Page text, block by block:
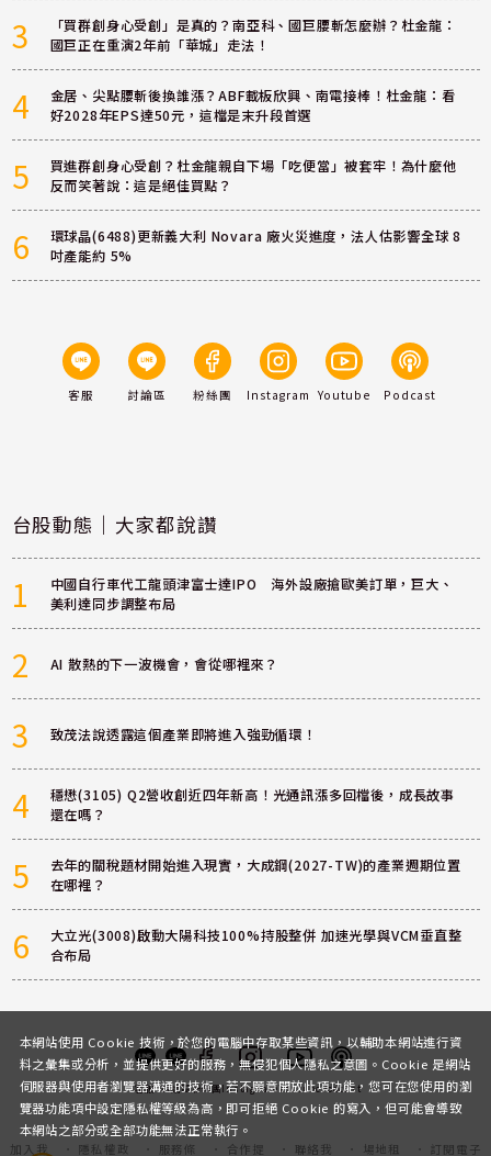
3
「買群創身心受創」是真的？南亞科、國巨腰斬怎麼辦？杜金龍：
國巨正在重演2年前「華城」走法！
4
金居、尖點腰斬後換誰漲？ABF載板欣興、南電接棒！杜金龍：看
好2028年EPS達50元，這檔是末升段首選
5
買進群創身心受創？杜金龍親自下場「吃便當」被套牢！為什麼他
反而笑著說：這是絕佳買點？
6
環球晶(6488)更新義大利 Novara 廠火災進度，法人估影響全球 8
吋產能約 5%
客服 討論區 粉絲團 Instagram Youtube Podcast
台股動態｜大家都說讚
1
中國自行車代工龍頭津富士達IPO 海外設廠搶歐美訂單，巨大、
美利達同步調整布局
2 AI 散熱的下一波機會，會從哪裡來？
3 致茂法說透露這個產業即將進入強勁循環！
4
穩懋(3105) Q2營收創近四年新高！光通訊漲多回檔後，成長故事
還在嗎？
5
去年的關稅題材開始進入現實，大成鋼(2027-TW)的產業週期位置
在哪裡？
6
大立光(3008)啟動大陽科技100%持股整併 加速光學與VCM垂直整
合布局
客服 討論區粉絲團InstagramYoutubePodcast
加入我 隱私權政 服務條 合作提 聯絡我 場地租 訂閱電子
本網站使用 Cookie 技術，於您的電腦中存取某些資訊，以輔助本網站進行資
料之彙集或分析，並提供更好的服務，無侵犯個人隱私之意圖。Cookie 是網站
伺服器與使用者瀏覽器溝通的技術，若不願意開放此項功能，您可在您使用的瀏
覽器功能項中設定隱私權等級為高，即可拒絕 Cookie 的寫入，但可能會導致
本網站之部分或全部功能無法正常執行。